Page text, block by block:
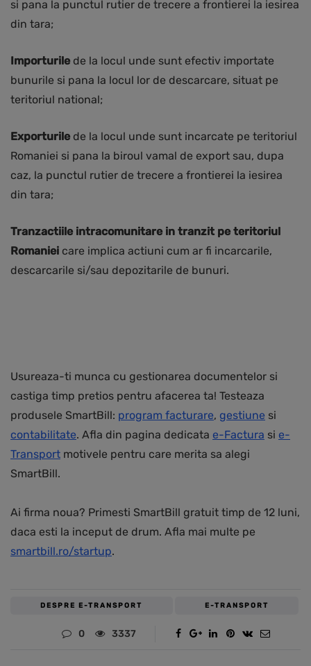
si pana la punctul rutier de trecere a frontierei la iesirea
din tara;
Importurilede la locul unde sunt efectiv importate
bunurile si pana la locul lor de descarcare, situat pe
teritoriul national;
Exporturilede la locul unde sunt incarcate pe teritoriul
Romaniei si pana la biroul vamal de export sau, dupa
caz, la punctul rutier de trecere a frontierei la iesirea
din tara;
Tranzactiile intracomunitare in tranzit pe teritoriul
Romaniei care implica actiuni cum ar fi incarcarile,
descarcarile si/sau depozitarile de bunuri.
Usureaza-ti munca cu gestionarea documentelor si
castiga timp pretios pentru afacerea ta! Testeaza
produsele SmartBill: program facturare, gestiune si
contabilitate. Afla din pagina dedicata e-Factura si e-
Transport motivele pentru care merita sa alegi
SmartBill.
Ai firma noua? Primesti SmartBill gratuit timp de 12 luni,
daca esti la inceput de drum. Afla mai multe pe
smartbill.ro/startup.
DESPRE E-TRANSPORT E-TRANSPORT
0 3337